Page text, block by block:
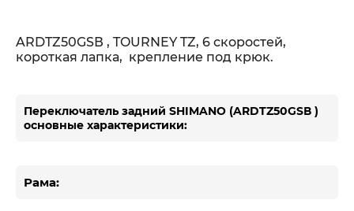
ARDTZ50GSВ , TOURNEY TZ, 6 скоростей,
короткая лапка, крепление под крюк.
Переключатель задний SHIMANO (ARDTZ50GSВ )
основные характеристики:
Рама: